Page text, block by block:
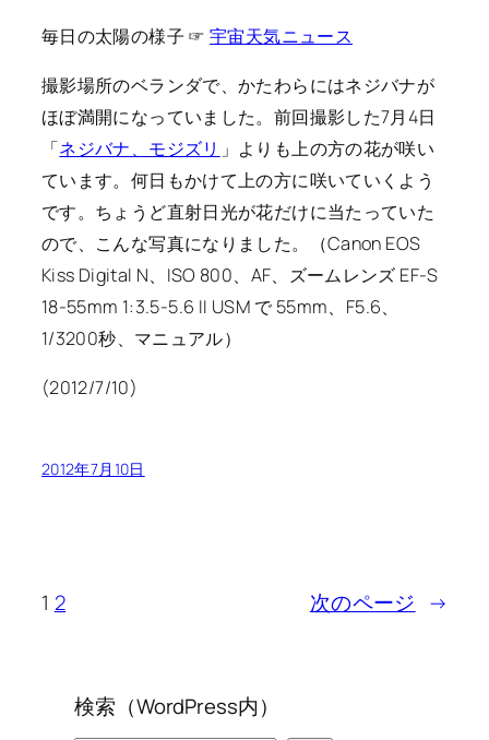
毎日の太陽の様子 ☞宇宙天気ニュース
撮影場所のベランダで、かたわらにはネジバナが
ほぼ満開になっていました。前回撮影した7月4日
「ネジバナ、モジズリ 」よりも上の方の花が咲い
ています。何日もかけて上の方に咲いていくよう
です。ちょうど直射日光が花だけに当たっていた
ので、こんな写真になりました。（Canon EOS
Kiss Digital N、ISO 800、AF、ズームレンズ EF-S
18-55mm 1:3.5-5.6 II USM で 55mm、F5.6、
1/3200秒、マニュアル）
(2012/7/10)
2012年7月10日
1 2 次のページ →
検索（WordPress内）